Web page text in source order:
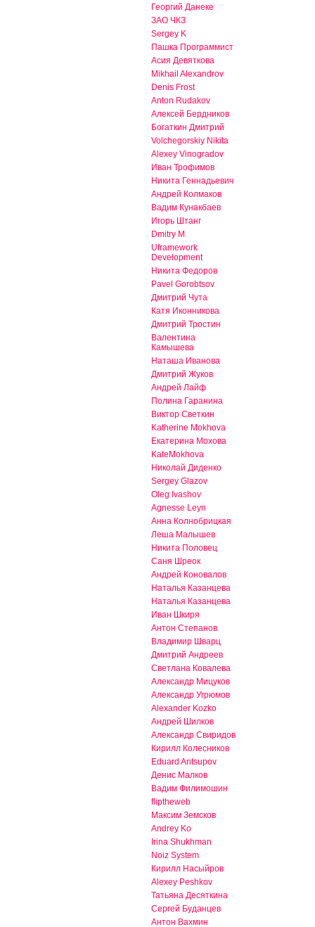
Георгий Данеке
ЗАО ЧКЗ
Sergey K
Пашка Программист
Асия Девяткова
Mikhail Alexandrov
Denis Frost
Anton Rudakov
Алексей Бердников
Богаткин Дмитрий
Volchegorskiy Nikita
Alexey Vinogradov
Иван Трофимов
Никита Геннадьевич
Андрей Колмаков
Вадим Кунакбаев
Игорь Штанг
Dmitry M
Uframework
Development
Никита Федоров
Pavel Gorobtsov
Дмитрий Чута
Катя Иконникова
Дмитрий Тростин
Валентина
Камышева
Наташа Иванова
Дмитрий Жуков
Андрей Лайф
Полина Гаранина
Виктор Светкин
Katherine Mokhova
Екатерина Мохова
KateMokhova
Николай Диденко
Sergey Glazov
Oleg Ivashov
Agnesse Leyn
Анна Колнобрицкая
Леша Малышев
Никита Половец
Саня Шреок
Андрей Коновалов
Наталья Казанцева
Наталья Казанцева
Иван Шкиря
Антон Степанов
Владимир Шварц
Дмитрий Андреев
Светлана Ковалева
Александр Мицуков
Александр Угрюмов
Alexander Kozko
Андрей Шилков
Александр Свиридов
Кирилл Колесников
Eduard Antsupov
Денис Малков
Вадим Филимошин
fliptheweb
Максим Земсков
Andrey Ko
Irina Shukhman
Noiz System
Кирилл Насыйров
Alexey Peshkov
Татьяна Десяткина
Сергей Буданцев
Антон Вахмин